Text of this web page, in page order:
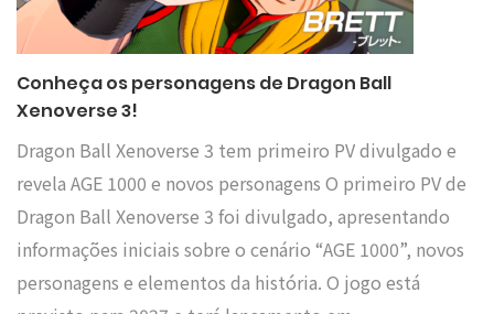
Conheça os personagens de Dragon Ball
Xenoverse 3!
Dragon Ball Xenoverse 3 tem primeiro PV divulgado e
revela AGE 1000 e novos personagens O primeiro PV de
Dragon Ball Xenoverse 3 foi divulgado, apresentando
informações iniciais sobre o cenário “AGE 1000”, novos
personagens e elementos da história. O jogo está